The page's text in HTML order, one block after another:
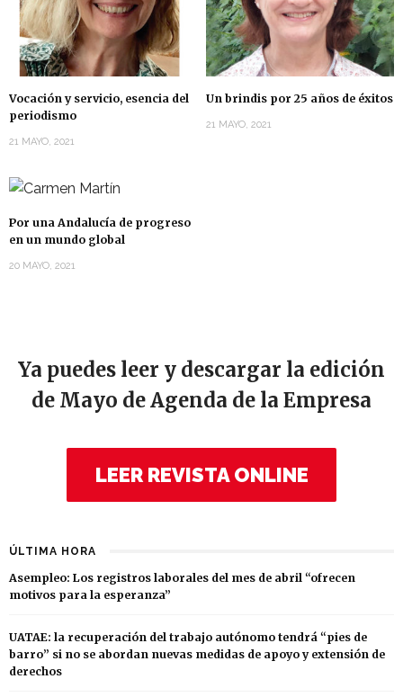
Vocación y servicio, esencia del
periodismo
21 MAYO, 2021
Un brindis por 25 años de éxitos
21 MAYO, 2021
Por una Andalucía de progreso
en un mundo global
20 MAYO, 2021
Ya puedes leer y descargar la edición
de Mayo de Agenda de la Empresa
LEER REVISTA ONLINE
ÚLTIMA HORA
Asempleo: Los registros laborales del mes de abril “ofrecen
motivos para la esperanza”
UATAE: la recuperación del trabajo autónomo tendrá “pies de
barro” si no se abordan nuevas medidas de apoyo y extensión de
derechos